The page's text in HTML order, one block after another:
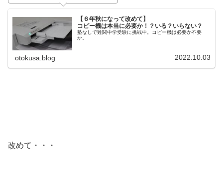
【６年秋になって改めて】
コピー機は本当に必要か！？いる？いらない？
塾なしで難関中学受験に挑戦中。コピー機は必要か不要
か。
otokusa.blog 2022.10.03
改めて・・・